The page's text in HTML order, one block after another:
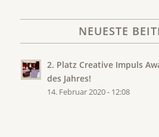
NEUESTE
2. Platz Creative Impuls
des Jahres!
14. Februar 2020 - 12:08